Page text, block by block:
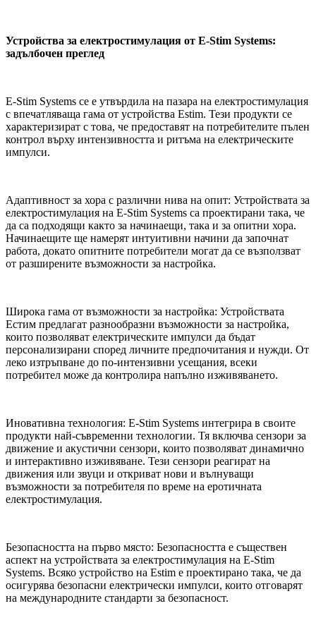
Устройства за електростимулация от E-Stim Systems:
задълбочен преглед
E-Stim Systems се е утвърдила на пазара на електростимулация
с впечатляваща гама от устройства Estim. Тези продукти се
характеризират с това, че предоставят на потребителите пълен
контрол върху интензивността и ритъма на електрическите
импулси.
Адаптивност за хора с различни нива на опит: Устройствата за
електростимулация на E-Stim Systems са проектирани така, че
да са подходящи както за начинаещи, така и за опитни хора.
Начинаещите ще намерят интуитивни начини да започнат
работа, докато опитните потребители могат да се възползват
от разширените възможности за настройка.
Широка гама от възможности за настройка: Устройствата
Естим предлагат разнообразни възможности за настройка,
които позволяват електрическите импулси да бъдат
персонализирани според личните предпочитания и нужди. От
леко изтръпване до по-интензивни усещания, всеки
потребител може да контролира напълно изживяването.
Иновативна технология: E-Stim Systems интегрира в своите
продукти най-съвременни технологии. Тя включва сензори за
движение и акустични сензори, които позволяват динамично
и интерактивно изживяване. Тези сензори реагират на
движения или звуци и откриват нови и вълнуващи
възможности за потребителя по време на еротичната
електростимулация.
Безопасността на първо място: Безопасността е съществен
аспект на устройствата за електростимулация на E-Stim
Systems. Всяко устройство на Estim е проектирано така, че да
осигурява безопасни електрически импулси, които отговарят
на международните стандарти за безопасност.